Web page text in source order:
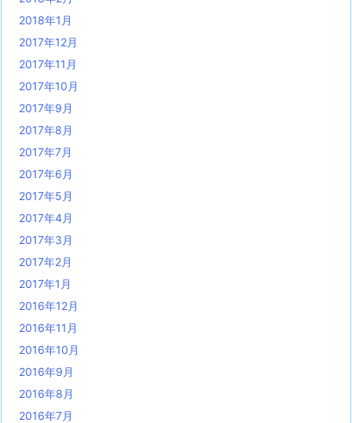
2018年1月
2017年12月
2017年11月
2017年10月
2017年9月
2017年8月
2017年7月
2017年6月
2017年5月
2017年4月
2017年3月
2017年2月
2017年1月
2016年12月
2016年11月
2016年10月
2016年9月
2016年8月
2016年7月